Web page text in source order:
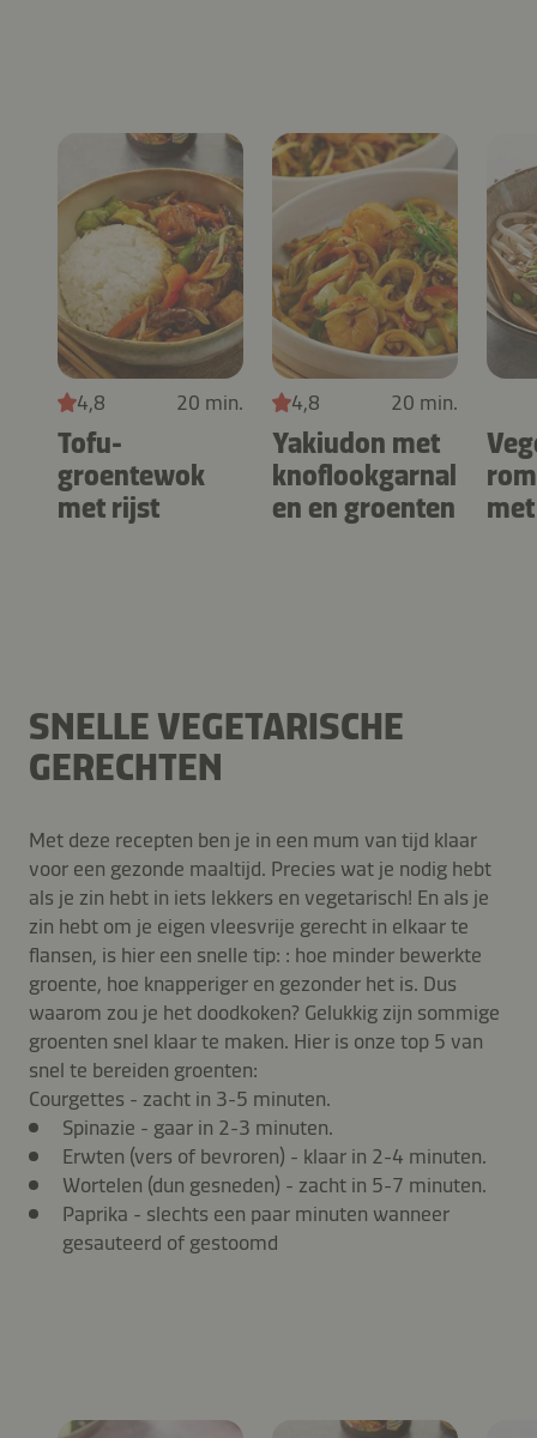
4,8 20 min.
Tofu-
groentewok
met rijst
4,8 20 min.
Yakiudon met
knoflookgarnal
en en groenten
SNELLE VEGETARISCHE
GERECHTEN
Met deze recepten ben je in een mum van tijd klaar
voor een gezonde maaltijd. Precies wat je nodig hebt
als je zin hebt in iets lekkers en vegetarisch! En als je
zin hebt om je eigen vleesvrije gerecht in elkaar te
flansen, is hier een snelle tip: : hoe minder bewerkte
groente, hoe knapperiger en gezonder het is. Dus
waarom zou je het doodkoken? Gelukkig zijn sommige
groenten snel klaar te maken. Hier is onze top 5 van
snel te bereiden groenten:
Courgettes - zacht in 3-5 minuten.
Spinazie - gaar in 2-3 minuten.
Erwten (vers of bevroren) - klaar in 2-4 minuten.
Wortelen (dun gesneden) - zacht in 5-7 minuten.
Paprika - slechts een paar minuten wanneer
gesauteerd of gestoomd